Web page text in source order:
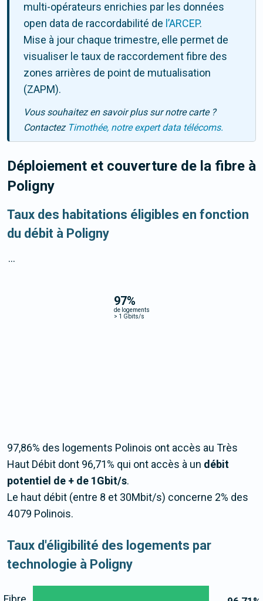
multi-opérateurs enrichies par les données
open data de raccordabilité de l’ARCEP.
Mise à jour chaque trimestre, elle permet de
visualiser le taux de raccordement fibre des
zones arrières de point de mutualisation
(ZAPM).
Vous souhaitez en savoir plus sur notre carte ?
Contactez Timothée, notre expert data télécoms.
Déploiement et couverture de la fibre à
Poligny
Taux des habitations éligibles en fonction
du débit à Poligny
97%
de logements
> 1 Gbits/s
...
97,86% des logements Polinois ont accès au Très
Haut Débit dont 96,71% qui ont accès à un débit
potentiel de + de 1Gbit/s.
Le haut débit (entre 8 et 30Mbit/s) concerne 2% des
4 079 Polinois.
Taux d'éligibilité des logements par
technologie à Poligny